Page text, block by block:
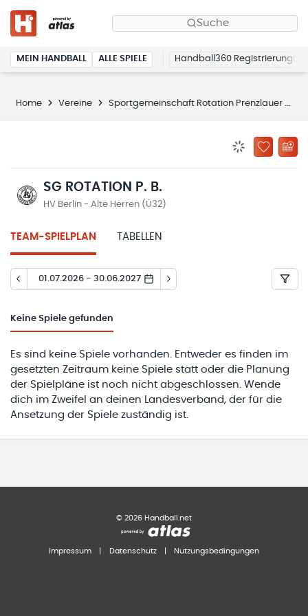
Suche
MEIN HANDBALL ALLE SPIELE Handball360 Registrierung
Home Vereine Sportgemeinschaft Rotation Prenzlauer Berg e.V.
ZU
SG ROTATION P. B.
HV Berlin - Alte Herren (Ü32)
TEAM-SPIELPLAN TABELLEN
01.07.2026 - 30.06.2027
Keine Spiele gefunden
Es sind keine Spiele vorhanden. Entweder es finden im
gesetzten Zeitraum keine Spiele statt oder die Planung
der Spielpläne ist noch nicht abgeschlossen. Wende
dich im Zweifel an deinen Landesverband, der für die
Ansetzung der Spiele zuständig ist.
© 2026 Handball.net
Impressum Datenschutz Nutzungsbedingungen